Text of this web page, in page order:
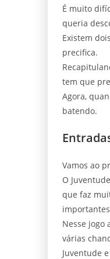
É muito
queria
Existem
precifica.
tem que
Agora,
batendo.
Vamos ao
O
que faz
Nesse jogo
várias
Juventude